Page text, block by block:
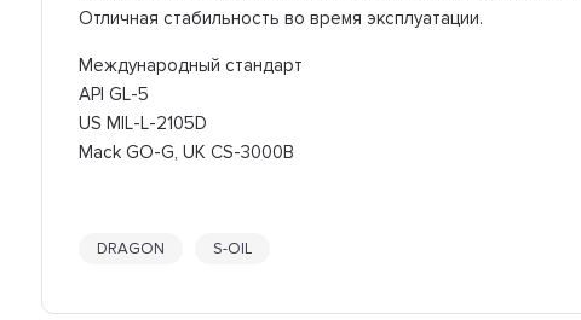
Отличная стабильность во время эксплуатации.
Международный стандарт
API GL-5
US MIL-L-2105D
Mack GO-G, UK CS-3000B
DRAGON S-OIL